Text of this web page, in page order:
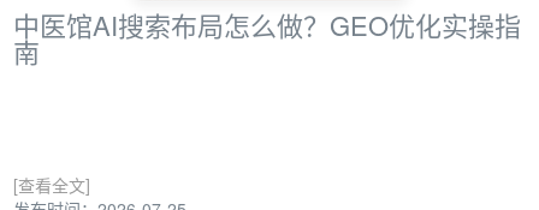
中医馆AI搜索布局怎么做？GEO优化实操指
南
[查看全文]